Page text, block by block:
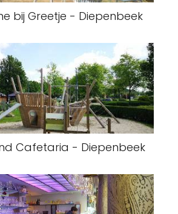
bij Greetje - Diepenbeek
Cafetaria - Diepenbeek